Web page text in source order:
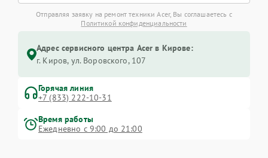
Отправляя заявку на ремонт техники Acer, Вы соглашаетесь с
Политикой конфиденциальности
Адрес сервисного центра Acer в Кирове:
г. Киров, ул. Воровского, 107
Горячая линия
+7 (833) 222-10-31
Время работы
Ежедневно с 9:00 до 21:00